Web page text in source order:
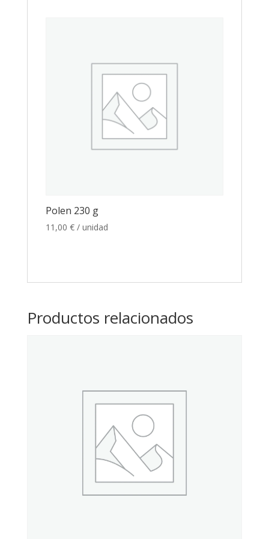
Polen 230 g
11,00 € / unidad
Productos relacionados